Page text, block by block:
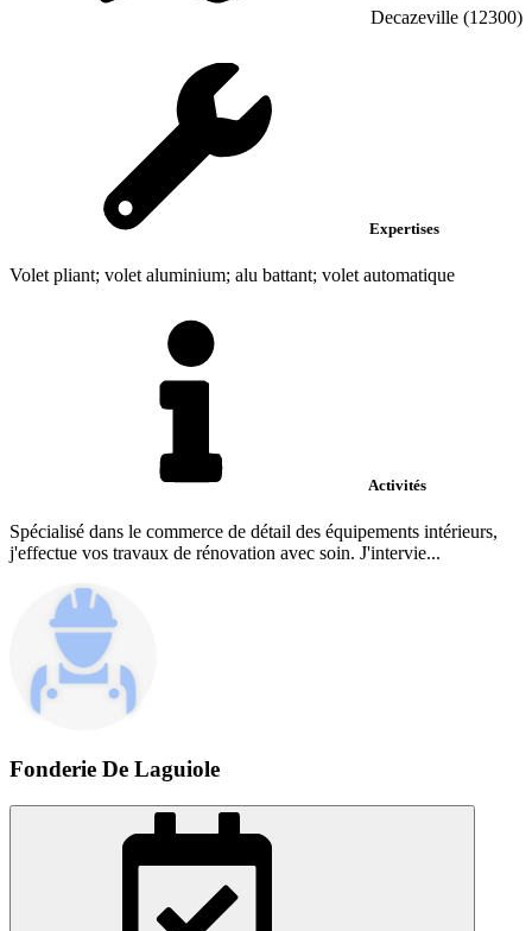
Decazeville (12300)
Expertises
Volet pliant; volet aluminium; alu battant; volet automatique
Activités
Spécialisé dans le commerce de détail des équipements intérieurs,
j'effectue vos travaux de rénovation avec soin. J'intervie...
Fonderie De Laguiole